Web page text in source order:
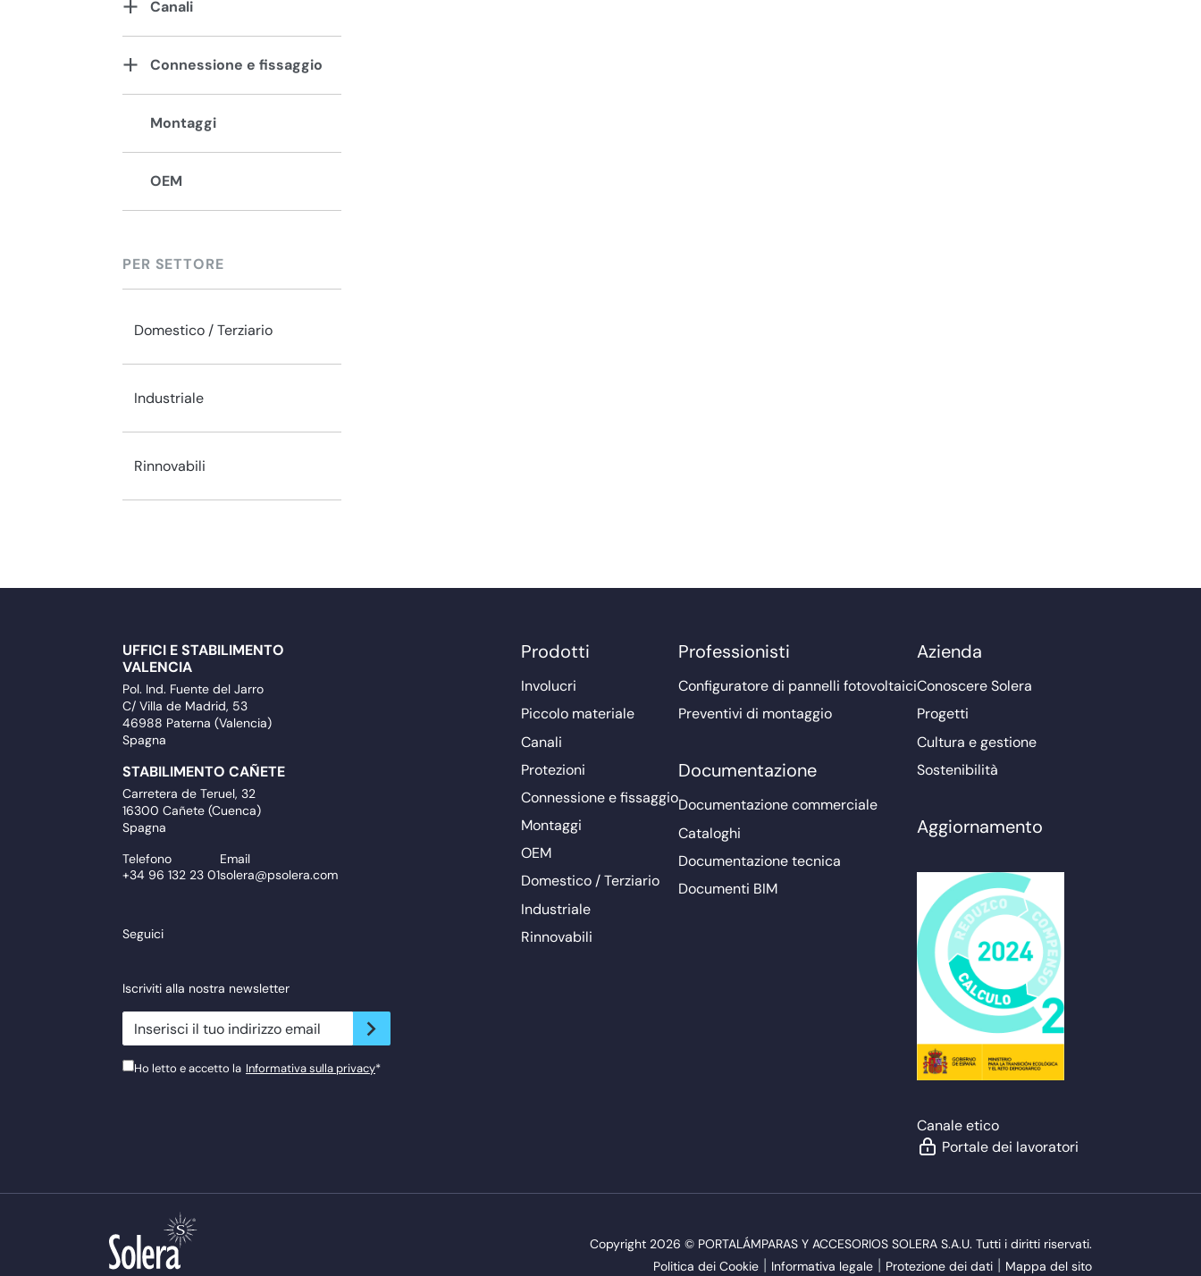
Canali
Connessione e fissaggio
Montaggi
OEM
PER SETTORE
Domestico / Terziario
Industriale
Rinnovabili
UFFICI E STABILIMENTO
VALENCIA
Pol. Ind. Fuente del Jarro
C/ Villa de Madrid, 53
46988 Paterna (Valencia)
Spagna
STABILIMENTO CAÑETE
Carretera de Teruel, 32
16300 Cañete (Cuenca)
Spagna
Telefono
+34 96 132 23 01
Email
solera@psolera.com
Seguici
Iscriviti alla nostra newsletter
newsletter.suscribe
Ho letto e accetto la Informativa sulla privacy*
Prodotti
Involucri
Piccolo materiale
Canali
Protezioni
Connessione e fissaggio
Montaggi
OEM
Domestico / Terziario
Industriale
Rinnovabili
Professionisti
Configuratore di pannelli fotovoltaici
Preventivi di montaggio
Documentazione
Documentazione commerciale
Cataloghi
Documentazione tecnica
Documenti BIM
Azienda
Conoscere Solera
Progetti
Cultura e gestione
Sostenibilità
Aggiornamento
Canale etico
Portale dei lavoratori
Copyright 2026 © PORTALÁMPARAS Y ACCESORIOS SOLERA S.A.U. Tutti i diritti riservati.
Politica dei Cookie
Informativa legale Protezione dei dati Mappa del sito